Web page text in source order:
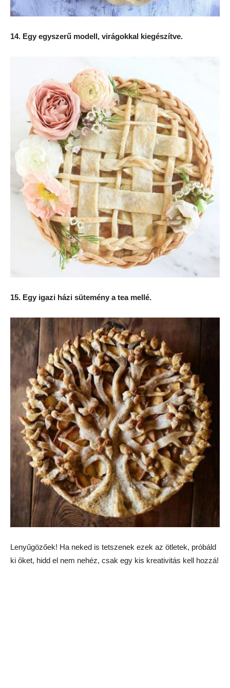
14. Egy egyszerű modell, virágokkal kiegészítve.
15. Egy igazi házi sütemény a tea mellé.
Lenyűgözőek! Ha neked is tetszenek ezek az ötletek, próbáld
ki őket, hidd el nem nehéz, csak egy kis kreativitás kell hozzá!